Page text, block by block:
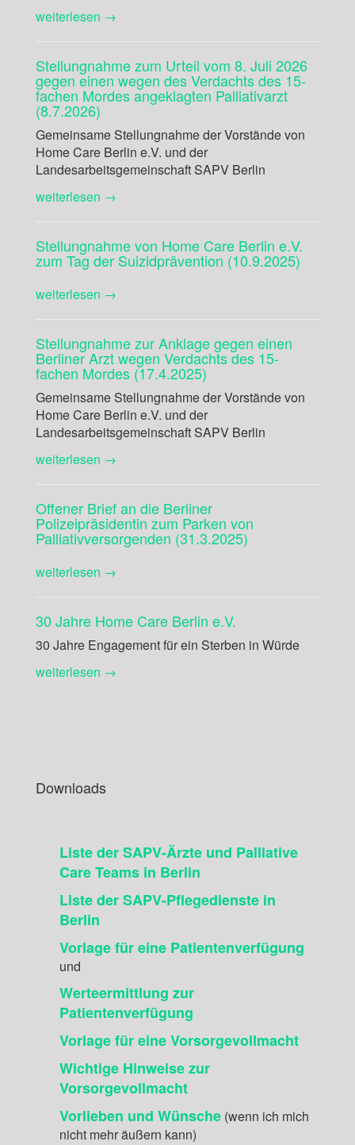
weiterlesen →
Stellungnahme zum Urteil vom 8. Juli 2026
gegen einen wegen des Verdachts des 15-
fachen Mordes angeklagten Palliativarzt
(8.7.2026)
Gemeinsame Stellungnahme der Vorstände von
Home Care Berlin e.V. und der
Landesarbeitsgemeinschaft SAPV Berlin
weiterlesen →
Stellungnahme von Home Care Berlin e.V.
zum Tag der Suizidprävention (10.9.2025)
weiterlesen →
Stellungnahme zur Anklage gegen einen
Berliner Arzt wegen Verdachts des 15-
fachen Mordes (17.4.2025)
Gemeinsame Stellungnahme der Vorstände von
Home Care Berlin e.V. und der
Landesarbeitsgemeinschaft SAPV Berlin
weiterlesen →
Offener Brief an die Berliner
Polizeipräsidentin zum Parken von
Palliativversorgenden (31.3.2025)
weiterlesen →
30 Jahre Home Care Berlin e.V.
30 Jahre Engagement für ein Sterben in Würde
weiterlesen →
Downloads
Liste der SAPV-Ärzte und Palliative
Care Teams in Berlin
Liste der SAPV-Pflegedienste in
Berlin
Vorlage für eine Patientenverfügung
und
Werteermittlung zur
Patientenverfügung
Vorlage für eine Vorsorgevollmacht
Wichtige Hinweise zur
Vorsorgevollmacht
Vorlieben und Wünsche (wenn ich mich
nicht mehr äußern kann)